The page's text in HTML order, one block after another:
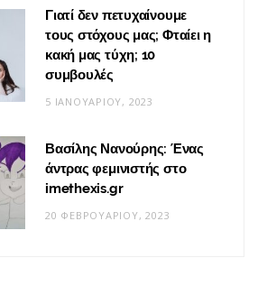
Γιατί δεν πετυχαίνουμε
τους στόχους μας; Φταίει η
κακή μας τύχη; 10
συμβουλές
5 ΙΑΝΟΥΑΡΊΟΥ, 2023
Βασίλης Νανούρης: Ένας
άντρας φεμινιστής στο
imethexis.gr
20 ΦΕΒΡΟΥΑΡΊΟΥ, 2023